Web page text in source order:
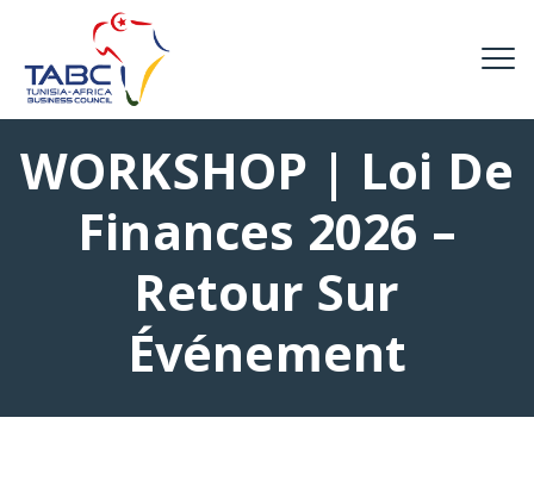
WORKSHOP | Loi De
Finances 2026 –
Retour Sur
Événement